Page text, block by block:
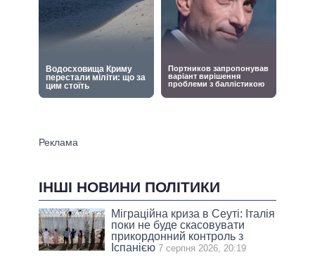
ІНШІ НОВИНИ ПОЛІТИКИ
Міграційна криза в Сеуті: Італія
поки не буде скасовувати
прикордонний контроль з
Іспанією 7 серпня 2026, 20:19